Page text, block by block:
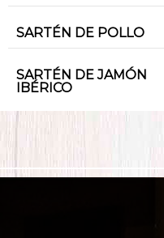
SARTÉN DE POLLO
SARTÉN DE JAMÓN
IBÉRICO